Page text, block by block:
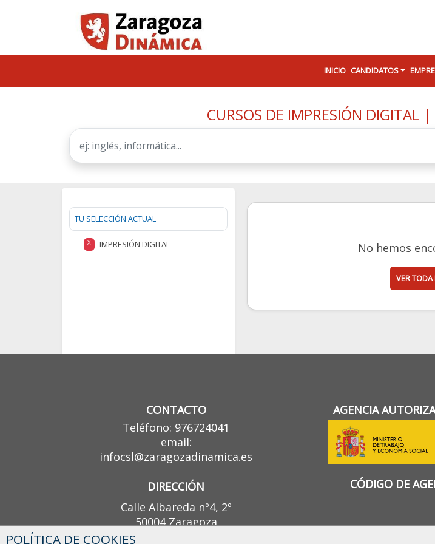
INICIO CANDIDATOS
CURSOS DE IMPRESIÓN DIGITAL
TU SELECCIÓN ACTUAL
X IMPRESIÓN DIGITAL No hemos
VER
CONTACTO
Teléfono: 976724041
email:
infocsl@zaragozadinamica.es
DIRECCIÓN
Calle Albareda nº4, 2º
50004 Zaragoza
AGENCIA
CÓDIGO DE
POLÍTICA DE COOKIES